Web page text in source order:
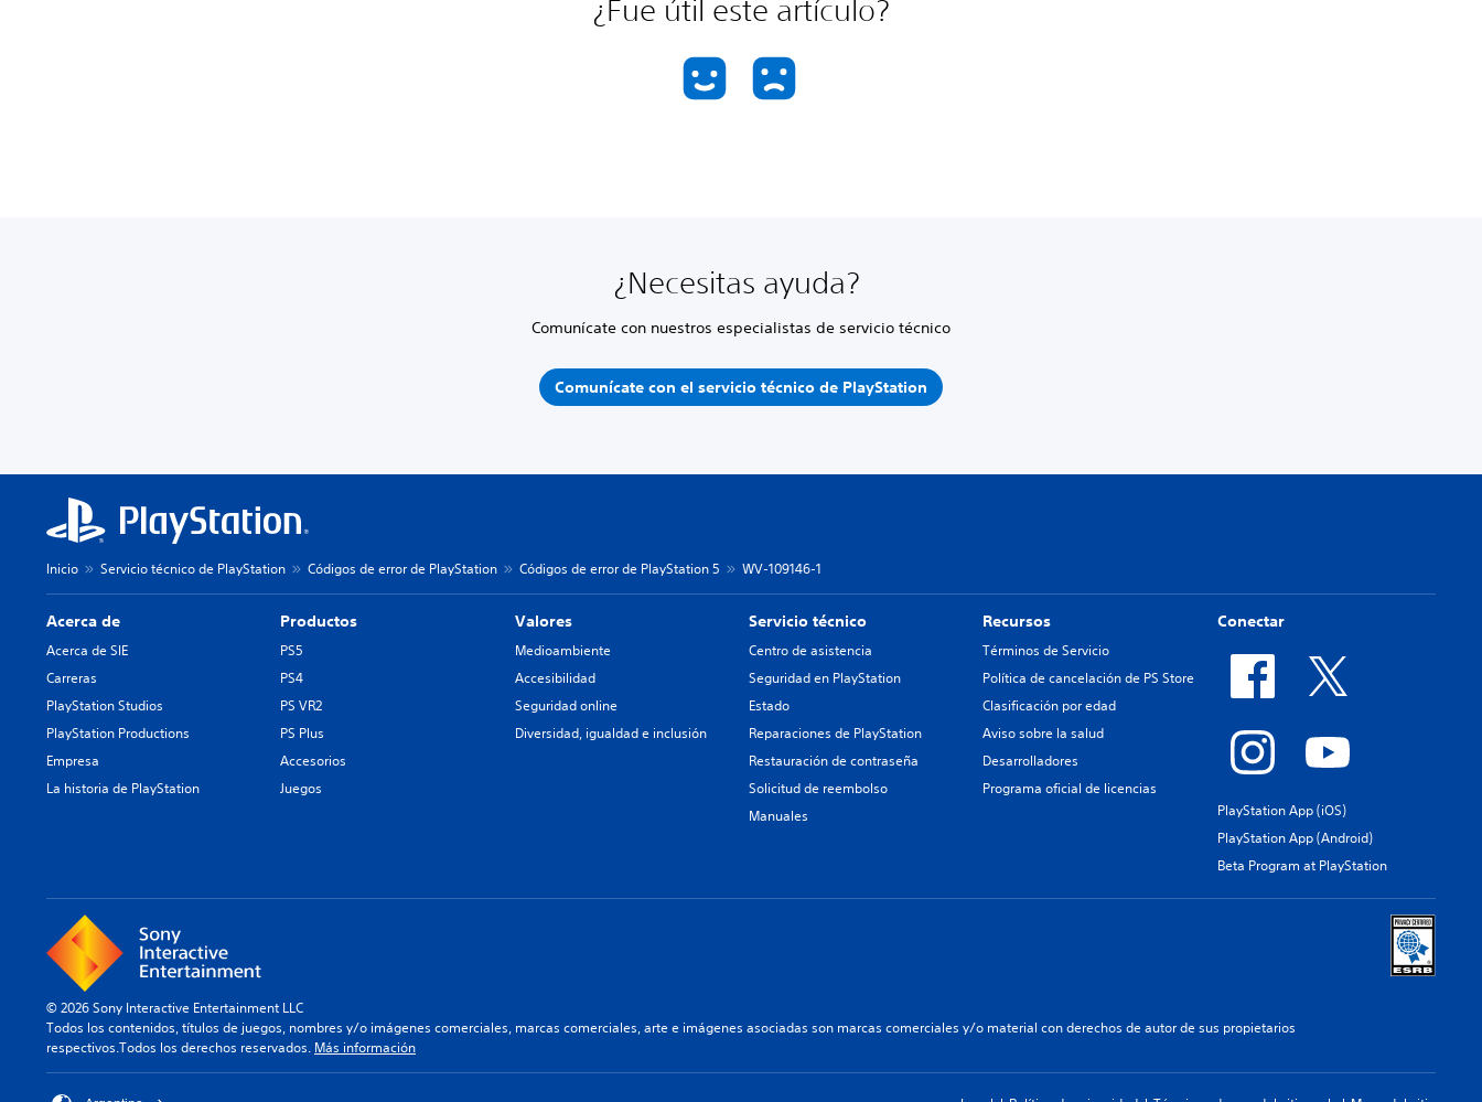
¿Fue útil este artículo?
¿Necesitas ayuda?
Comunícate con nuestros especialistas de servicio técnico
Comunícate con el servicio técnico de PlayStation
Inicio Servicio técnico de PlayStation Códigos de error de PlayStation Códigos de error de PlayStation 5 WV-109146-1
Acerca de
Acerca de SIE
Carreras
PlayStation Studios
PlayStation Productions
Empresa
La historia de PlayStation
Productos
PS5
PS4
PS VR2
PS Plus
Accesorios
Juegos
Valores
Medioambiente
Accesibilidad
Seguridad online
Diversidad, igualdad e inclusión
Servicio técnico
Centro de asistencia
Seguridad en PlayStation
Estado
Reparaciones de PlayStation
Restauración de contraseña
Solicitud de reembolso
Manuales
Recursos
Términos de Servicio
Política de cancelación de PS Store
Clasificación por edad
Aviso sobre la salud
Desarrolladores
Programa oficial de licencias
Conectar
PlayStation App (iOS)
PlayStation App (Android)
Beta Program at PlayStation
© 2026 Sony Interactive Entertainment LLC
Todos los contenidos, títulos de juegos, nombres y/o imágenes comerciales, marcas comerciales, arte e imágenes asociadas son marcas comerciales y/o material con derechos de autor de sus propietarios
respectivos.Todos los derechos reservados. Más información